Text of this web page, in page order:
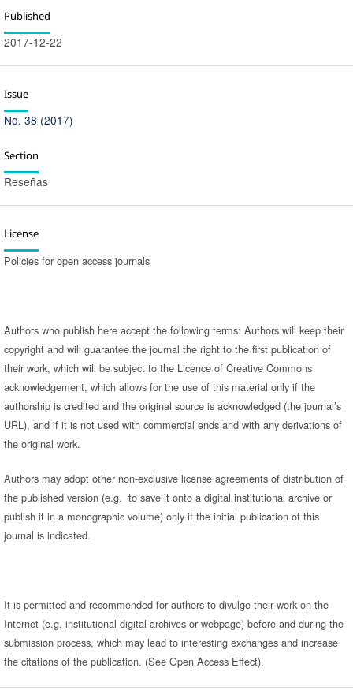
Published
2017-12-22
Issue
No. 38 (2017)
Section
Reseñas
License
Policies for open access journals
Authors who publish here accept the following terms: Authors will keep their
copyright and will guarantee the journal the right to the first publication of
their work, which will be subject to the Licence of Creative Commons
acknowledgement, which allows for the use of this material only if the
authorship is credited and the original source is acknowledged (the journal’s
URL), and if it is not used with commercial ends and with any derivations of
the original work.
Authors may adopt other non-exclusive license agreements of distribution of
the published version (e.g. to save it onto a digital institutional archive or
publish it in a monographic volume) only if the initial publication of this
journal is indicated.
It is permitted and recommended for authors to divulge their work on the
Internet (e.g. institutional digital archives or webpage) before and during the
submission process, which may lead to interesting exchanges and increase
the citations of the publication. (See Open Access Effect).